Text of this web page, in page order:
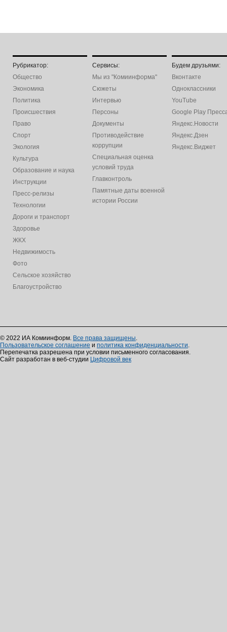
Рубрикатор:
Общество
Экономика
Политика
Происшествия
Право
Спорт
Экология
Культура
Образование и наука
Инструкции
Пресс-релизы
Технологии
Дороги и транспорт
Здоровье
ЖКХ
Недвижимость
Фото
Сельское хозяйство
Благоустройство
Сервисы:
Мы из "Комиинформа"
Сюжеты
Интервью
Персоны
Документы
Противодействие
коррупции
Специальная оценка
условий труда
Главконтроль
Памятные даты военной
истории России
Будем друзьями:
Вконтакте
Одноклассники
YouTube
Google Play
Яндекс.Новости
Яндекс.Дзен
Яндекс.Виджет
© 2022 ИА Комиинформ. Все права защищены.
Пользовательское соглашение и политика конфиденциальности.
Перепечатка разрешена при условии письменного согласования.
Сайт разработан в веб-студии Цифровой век